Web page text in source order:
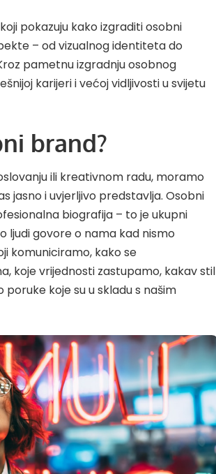
pokazuju kako izgraditi osobni
– od vizualnog identiteta do
pametnu izgradnju osobnog
karijeri i većoj vidljivosti u svijetu
brand?
ili kreativnom radu, moramo
jasno i uvjerljivo predstavlja. Osobni
biografija – to je ukupni
ljudi govore o nama kad nismo
komuniciramo, kako se
koje vrijednosti zastupamo, kakav stil
koje su u skladu s našim